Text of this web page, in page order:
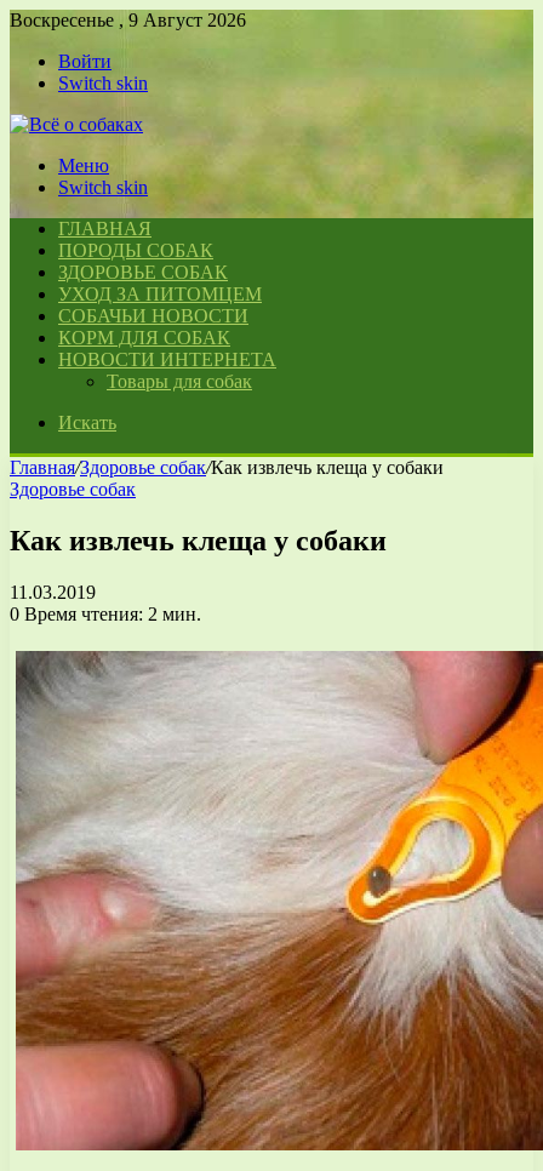
Воскресенье , 9 Август 2026
Войти
Switch skin
Меню
Switch skin
ГЛАВНАЯ
ПОРОДЫ СОБАК
ЗДОРОВЬЕ СОБАК
УХОД ЗА ПИТОМЦЕМ
СОБАЧЬИ НОВОСТИ
КОРМ ДЛЯ СОБАК
НОВОСТИ ИНТЕРНЕТА
Товары для собак
Искать
Главная/Здоровье собак/Как извлечь клеща у собаки
Здоровье собак
Как извлечь клеща у собаки
11.03.2019
0 Время чтения: 2 мин.